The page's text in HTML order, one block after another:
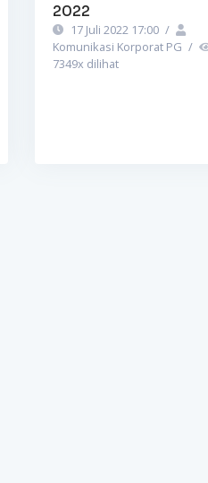
2022
17 Juli 2022 17:00 /
Komunikasi Korporat PG /
7349x dilihat